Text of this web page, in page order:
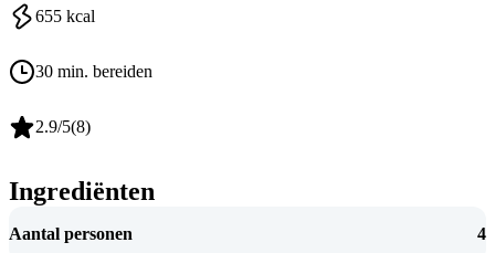
655 kcal
30 min. bereiden
2.9/5(8)
Ingrediënten
Aantal personen 4